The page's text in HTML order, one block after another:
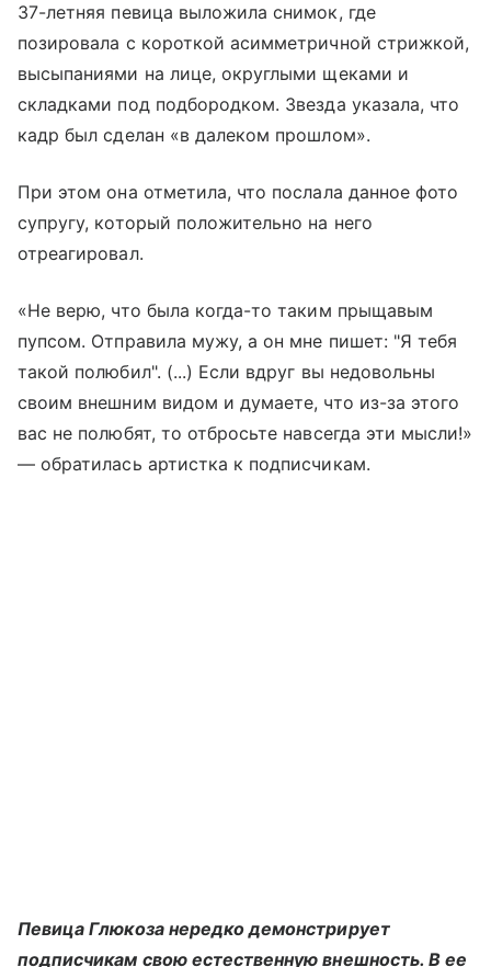
37-летняя певица выложила снимок, где
позировала с короткой асимметричной стрижкой,
высыпаниями на лице, округлыми щеками и
складками под подбородком. Звезда указала, что
кадр был сделан «в далеком прошлом».
При этом она отметила, что послала данное фото
супругу, который положительно на него
отреагировал.
«Не верю, что была когда-то таким прыщавым
пупсом. Отправила мужу, а он мне пишет: "Я тебя
такой полюбил". (...) Если вдруг вы недовольны
своим внешним видом и думаете, что из-за этого
вас не полюбят, то отбросьте навсегда эти мысли!»
— обратилась артистка к подписчикам.
Певица Глюкоза нередко демонстрирует
подписчикам свою естественную внешность. В ее